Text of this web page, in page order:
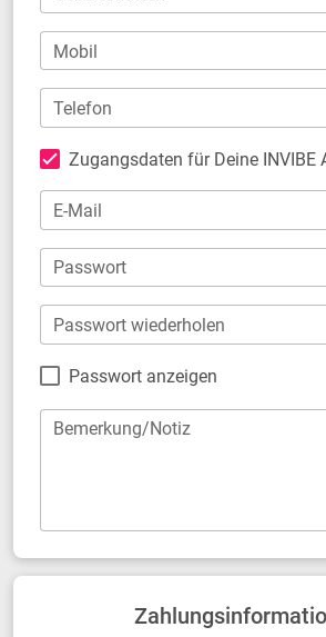
Mobil
Telefon
Zugangsdaten für Deine INVIBE
E-Mail
Passwort
Passwort wiederholen
Passwort anzeigen
Bemerkung/Notiz